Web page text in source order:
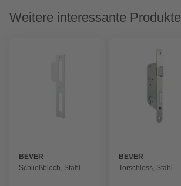
Weitere interessante Produkte
BEVER
Schließblech, Stahl
BEVER
Torschloss, Stahl